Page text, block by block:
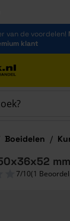
van de voordelen!
klant
Boeidelen /
mm
7/10(1